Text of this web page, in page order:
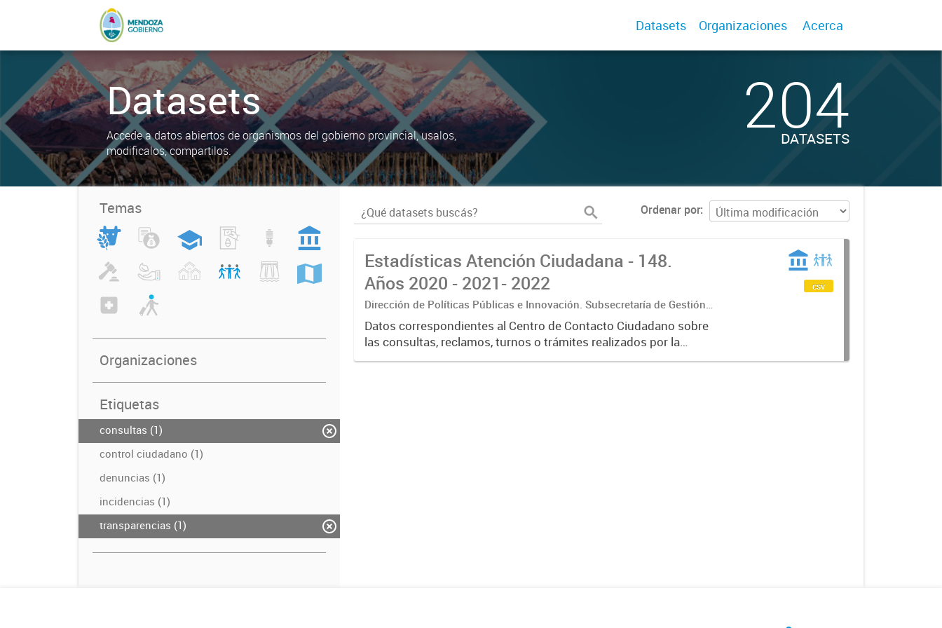
Datasets Organizaciones Acerca
Datasets
Accede a datos abiertos de organismos del gobierno provincial, usalos,
modificalos, compartilos.
204
DATASETS
Temas
Organizaciones
Etiquetas
consultas (1)
control ciudadano (1)
denuncias (1)
incidencias (1)
transparencias (1)
Ordenar por
Estadísticas Atención Ciudadana - 148.
Años 2020 - 2021- 2022
Dirección de Políticas Públicas e Innovación. Subsecretaría de Gestión
Pública y Modernización del Estado. Ministerio de Gobierno, Trabajo y
Justicia.
Datos correspondientes al Centro de Contacto Ciudadano sobre
las consultas, reclamos, turnos o trámites realizados por la
ciudadanía por medio del servicio 148 el cual reúne en un sólo
csv